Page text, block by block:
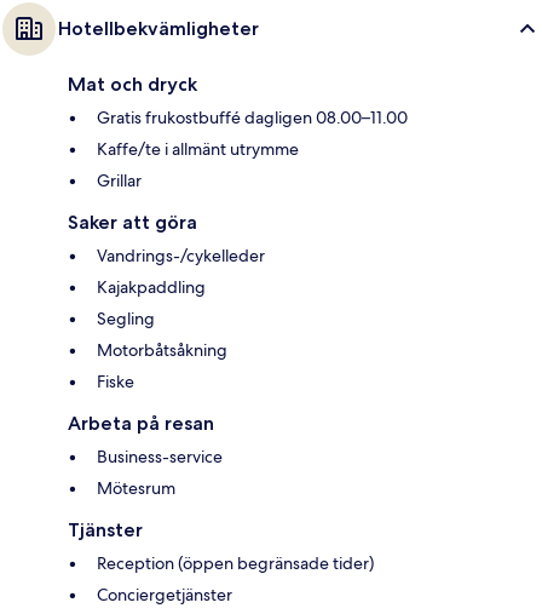
Hotellbekvämligheter
Mat och dryck
Gratis frukostbuffé dagligen 08.00–11.00
Kaffe/te i allmänt utrymme
Grillar
Saker att göra
Vandrings-/cykelleder
Kajakpaddling
Segling
Motorbåtsåkning
Fiske
Arbeta på resan
Business-service
Mötesrum
Tjänster
Reception (öppen begränsade tider)
Conciergetjänster